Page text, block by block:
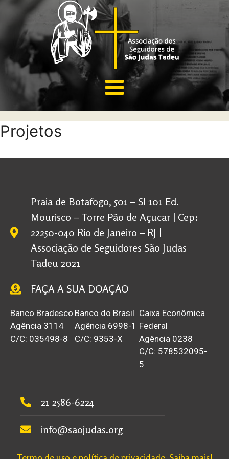
Projetos
Praia de Botafogo, 501 – Sl 101 Ed.
Mourisco – Torre Pão de Açucar | Cep:
22250-040 Rio de Janeiro – RJ |
Associação de Seguidores São Judas
Tadeu 2021
FAÇA A SUA DOAÇÃO
Banco Bradesco
Agência 3114
C/C: 035498-8
Banco do Brasil
Agência 6998-1
C/C: 9353-X
Caixa Econômica
Federal
Agência 0238
C/C: 578532095-
5
21 2586-6224
info@saojudas.org